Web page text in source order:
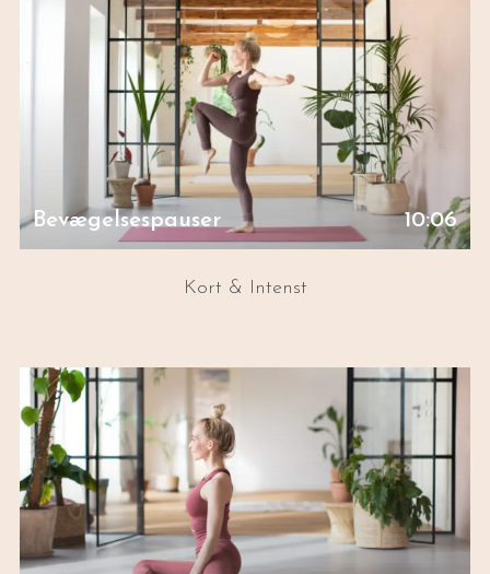
Bevægelsespauser 10:06
Kort & Intenst